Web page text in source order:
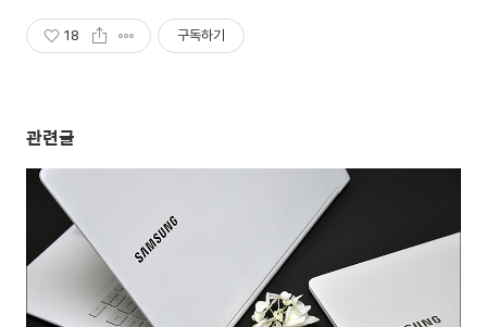
18 구독하기
관련글